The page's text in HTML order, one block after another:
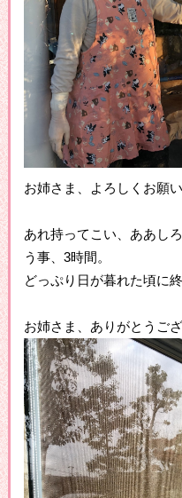
お姉さま、よろしくお願
あれ持ってこい、ああし
う事、3時間。
どっぷり日が暮れた頃に
お姉さま、ありがとうござ